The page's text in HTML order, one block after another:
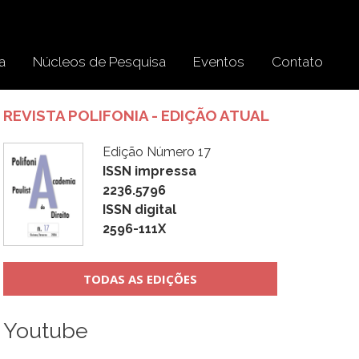
Núcleos de Pesquisa Eventos Contato
REVISTA POLIFONIA - EDIÇÃO ATUAL
Edição Número 17
ISSN impressa
2236.5796
ISSN digital
2596-111X
TODAS AS EDIÇÕES
Youtube